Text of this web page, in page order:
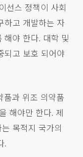
선스 정책이 사회
하고 개발하는 자
해야 한다. 대학 및
되고 보호 되어야
품과 위조 의약품
해야만 한다. 제
목적지 국가의
.